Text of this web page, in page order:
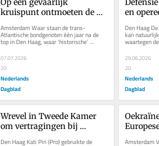
kruispunt ontmoeten de
week in Ankara
Amsterdam Waar staan de trans-
Atlantische bondgenoten één jaar na de
top in Den Haag, waar ‘historische’
afspraken werden gemaakt over het in...
07.07.2026
20
Nederlands
Dagblad
en
Den Haag
kan
waartegen
wordt
29.06.2026
20
Nederlands
Dagblad
Wrevel in Tweede Kamer
om vertragingen bij
Den Haag Kati Piri (Pro) gebruikte de Amsterdam